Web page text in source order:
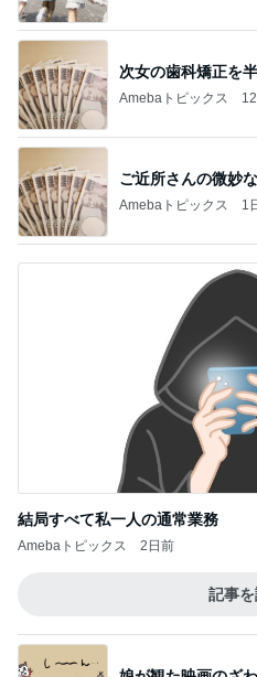
次女の歯科矯正を
Amebaトピックス
ご近所さんの微妙
Amebaトピックス 1
結局すべて私一人の通常業務
Amebaトピックス 2日前
記事